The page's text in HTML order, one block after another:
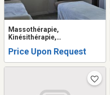
Massothérapie,
Kinésithérapie,
Price Upon Request